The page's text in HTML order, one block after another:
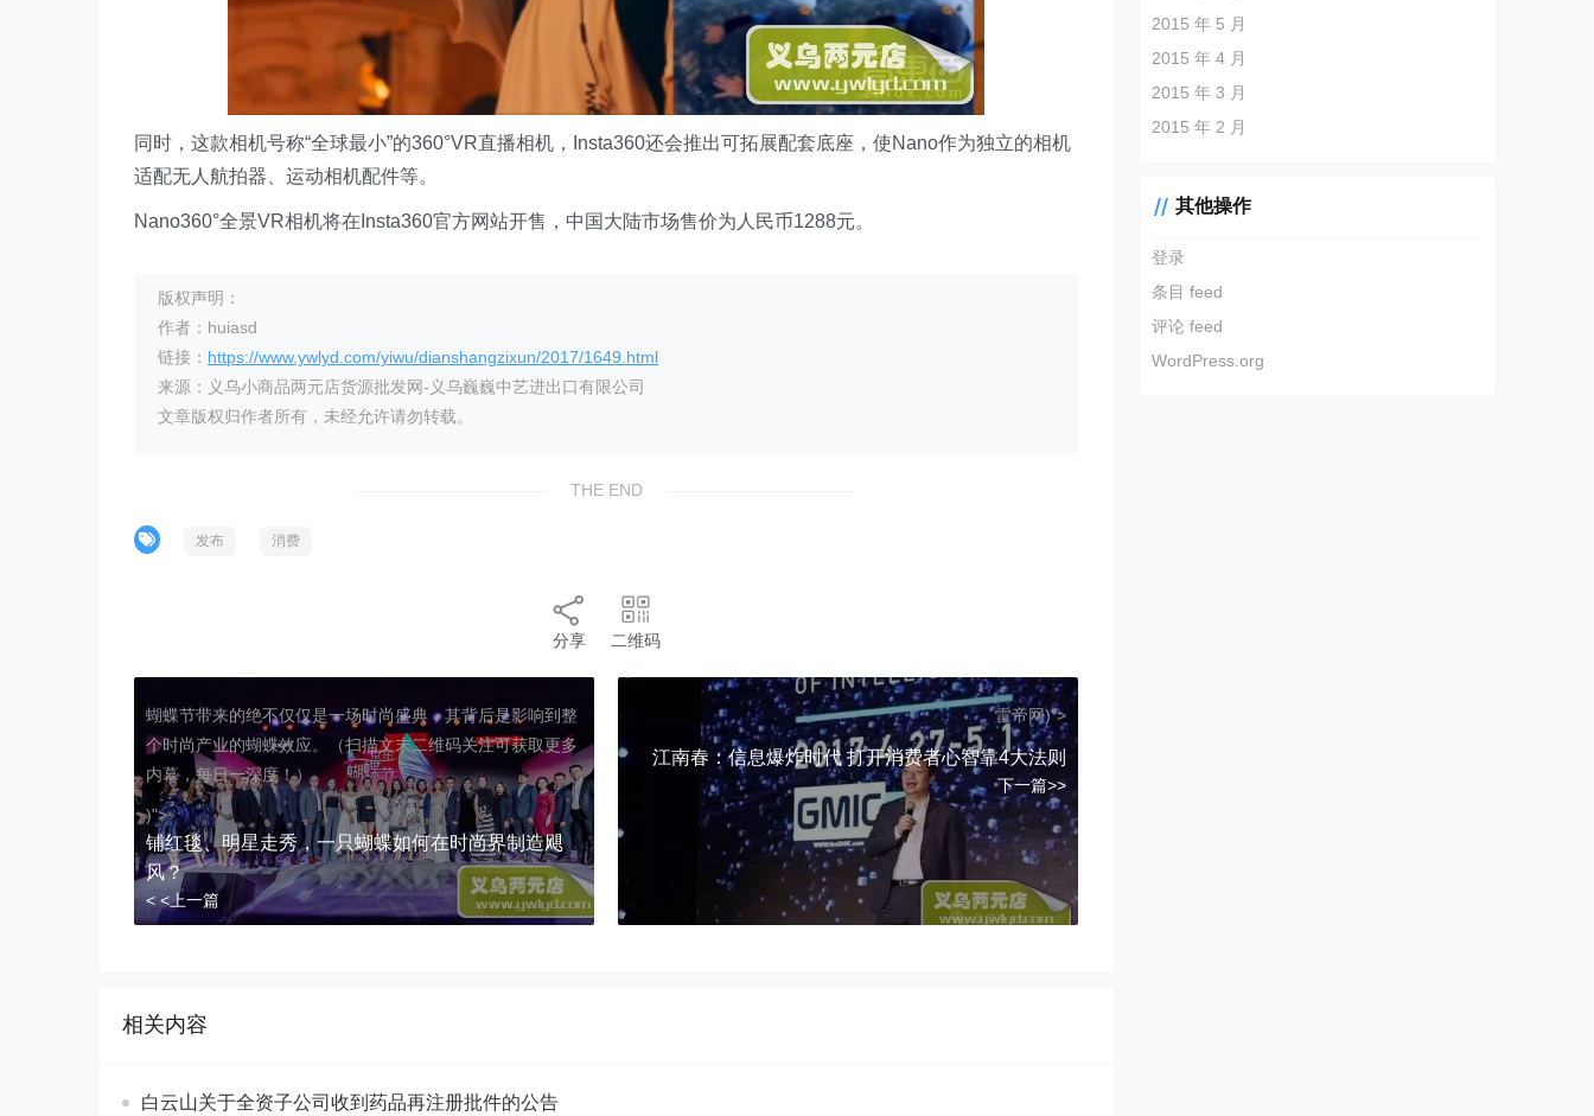
同时，这款相机号称“全球最小”的360°VR直播相机，Insta360还会推出可拓展配套底座，使Nano作为独立的相机
适配无人航拍器、运动相机配件等。
Nano360°全景VR相机将在Insta360官方网站开售，中国大陆市场售价为人民币1288元。
版权声明：
作者：huiasd
链接： https://www.ywlyd.com/yiwu/dianshangzixun/2017/1649.html
来源：义乌小商品两元店货源批发网-义乌巍巍中艺进出口有限公司
文章版权归作者所有，未经允许请勿转载。
THE END
发布 消费
分享 二维码
蝴蝶节带来的绝不仅仅是一场时尚盛典，其背后是影响到整
个时尚产业的蝴蝶效应。（扫描文末二维码关注可获取更多
内幕，每日一深度！）
)">
铺红毯、明星走秀，一只蝴蝶如何在时尚界制造飓
风？
< <上一篇
雷帝网)">
江南春：信息爆炸时代 打开消费者心智靠4大法则
下一篇>>
相关内容
白云山关于全资子公司收到药品再注册批件的公告
2015 年 5 月
2015 年 4 月
2015 年 3 月
2015 年 2 月
其他操作
登录
条目 feed
评论 feed
WordPress.org